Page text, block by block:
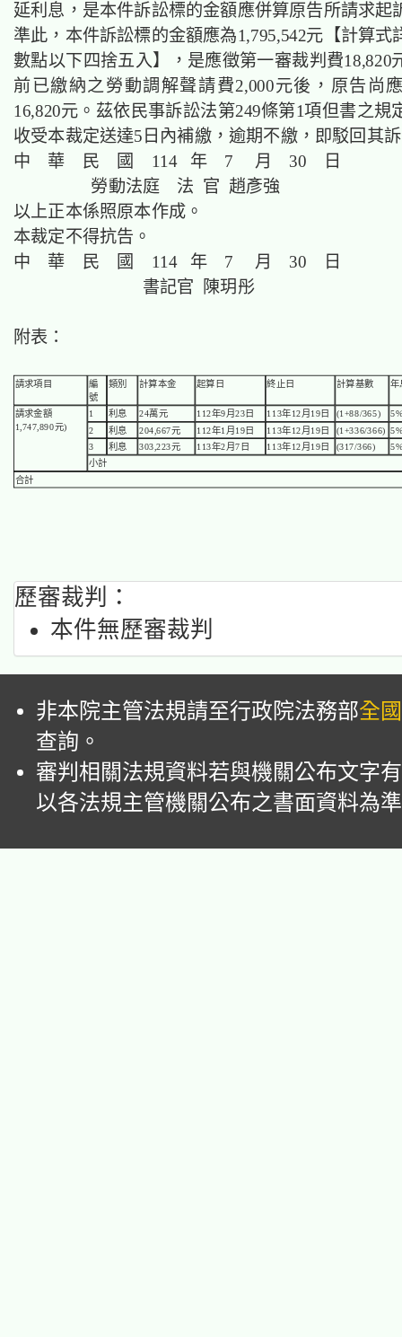
延利息，是本件訴訟標的金額應併算原告所請求起
準此，本件訴訟標的金額應為1,795,542元【計算式
數點以下四捨五入】，是應徵第一審裁判費18,820
前已繳納之勞動調解聲請費2,000元後，原告尚
16,820元。茲依民事訴訟法第249條第1項但書之規
收受本裁定送達5日內補繳，逾期不繳，即駁回其
中 華 民 國 114 年 7 月 30 日
勞動法庭 法 官 趙彥強
以上正本係照原本作成。
本裁定不得抗告。
中 華 民 國 114 年 7 月 30 日
書記官 陳玥彤
附表：
請求項目
編
號
類別 計算本金 起算日 終止日 計算基數 年
請求金額
1,747,890元)
1 利息 24萬元 112年9月23日 113年12月19日 (1+88/365)
2
利息 204,667元 112年1月19日 113年12月19日 (1+336/366)
3
利息 303,223元 113年2月7日 113年12月19日 (317/366)
小計
合計
歷審裁判：
本件無歷審裁判
非本院主管法規請至行政院法務部全
查詢。
審判相關法規資料若與機關公布文字
以各法規主管機關公布之書面資料為